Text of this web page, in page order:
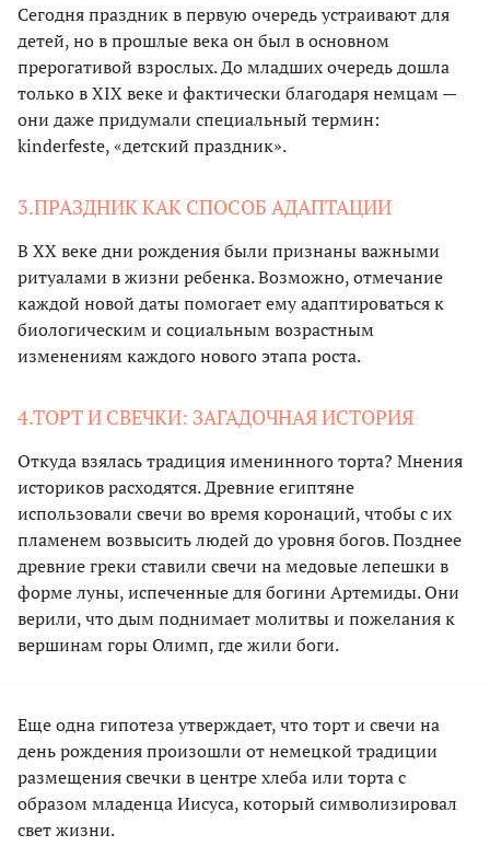
Сегодня праздник в первую очередь устраивают для
детей, но в прошлые века он был в основном
прерогативой взрослых. До младших очередь дошла
только в XIX веке и фактически благодаря немцам —
они даже придумали специальный термин:
kinderfeste, «детский праздник».
3.ПРАЗДНИК КАК СПОСОБ АДАПТАЦИИ
В XX веке дни рождения были признаны важными
ритуалами в жизни ребенка. Возможно, отмечание
каждой новой даты помогает ему адаптироваться к
биологическим и социальным возрастным
изменениям каждого нового этапа роста.
4.ТОРТ И СВЕЧКИ: ЗАГАДОЧНАЯ ИСТОРИЯ
Откуда взялась традиция именинного торта? Мнения
историков расходятся. Древние египтяне
использовали свечи во время коронаций, чтобы с их
пламенем возвысить людей до уровня богов. Позднее
древние греки ставили свечи на медовые лепешки в
форме луны, испеченные для богини Артемиды. Они
верили, что дым поднимает молитвы и пожелания к
вершинам горы Олимп, где жили боги.
Еще одна гипотеза утверждает, что торт и свечи на
день рождения произошли от немецкой традиции
размещения свечки в центре хлеба или торта с
образом младенца Иисуса, который символизировал
свет жизни.